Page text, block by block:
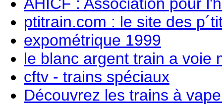
ptitrain.com : le site des
expométrique 1999
le blanc argent train a voie
cftv - trains spéciaux
Découvrez les trains à